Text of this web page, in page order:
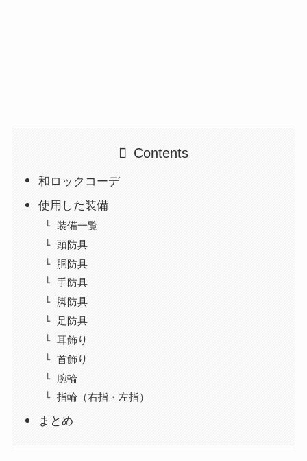
Contents
和ロックコーデ
使用した装備
装備一覧
頭防具
胴防具
手防具
脚防具
足防具
耳飾り
首飾り
腕輪
指輪（右指・左指）
まとめ